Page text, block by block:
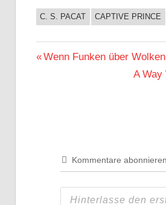
BUCHIGES
C. S. PACAT CAPTIVE PRINCE
Vorheriger
Wenn Funken über
A Way
Kommentare abonnieren